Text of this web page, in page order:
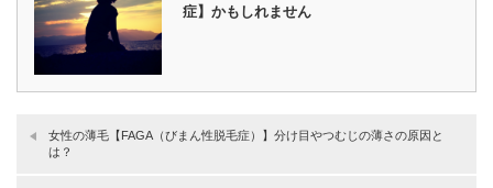
症】かもしれません
女性の薄毛【FAGA（びまん性脱毛症）】分け目やつむじの薄さの原因と
は？